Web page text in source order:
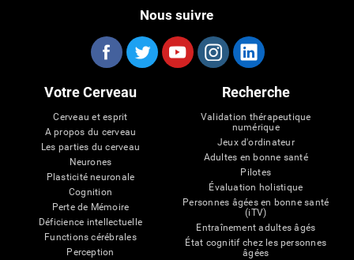
Nous suivre
Votre Cerveau
Cerveau et esprit
A propos du cerveau
Les parties du cerveau
Neurones
Plasticité neuronale
Cognition
Perte de Mémoire
Déficience intellectuelle
Functions cérébrales
Perception
Recherche
Validation thérapeutique
numérique
Jeux d'ordinateur
Adultes en bonne santé
Pilotes
Évaluation holistique
Personnes âgées en bonne santé
(iTV)
Entraînement adultes âgés
État cognitif chez les personnes
âgées